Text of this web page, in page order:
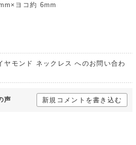
ヨコ約 6mm
ヤモンド ネックレス へのお問い合わ
声 新規コメントを書き込む